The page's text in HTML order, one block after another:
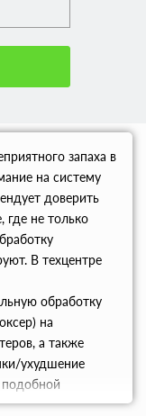
запаха в
на систему
доверить
где не только
В техцентре
обработку
на
а также
ухудшение